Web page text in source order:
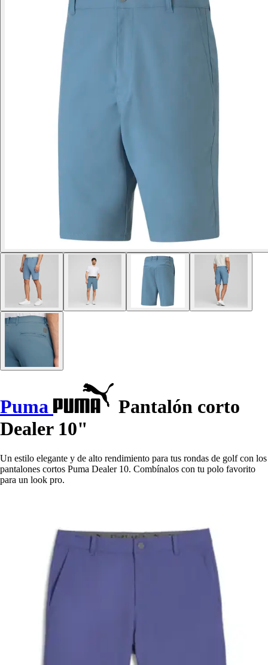
Puma
Pantalón corto
Dealer 10"
Un estilo elegante y de alto rendimiento para tus rondas de golf con los
pantalones cortos Puma Dealer 10. Combínalos con tu polo favorito
para un look pro.